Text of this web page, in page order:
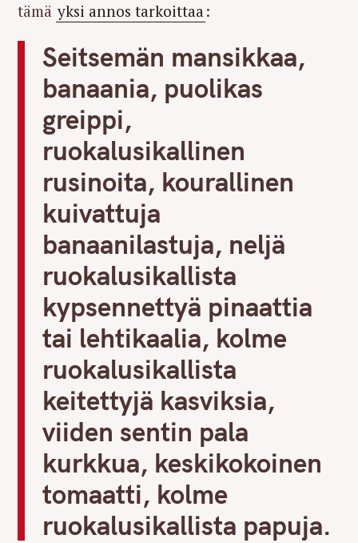
tämä yksi annos tarkoittaa:
Seitsemän mansikkaa,
banaania, puolikas
greippi,
ruokalusikallinen
rusinoita, kourallinen
kuivattuja
banaanilastuja, neljä
ruokalusikallista
kypsennettyä pinaattia
tai lehtikaalia, kolme
ruokalusikallista
keitettyjä kasviksia,
viiden sentin pala
kurkkua, keskikokoinen
tomaatti, kolme
ruokalusikallista papuja.